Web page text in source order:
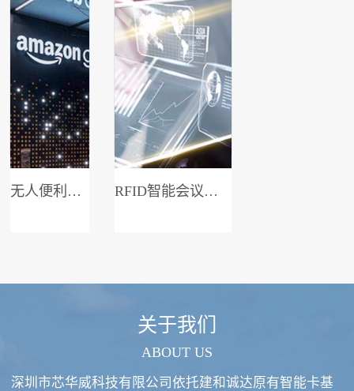
无人便利店系统 RFID智能会议签到系统
关于我们
ABOUT US
深圳市芯华威科技有限公司依托建和诚达原有智能卡基